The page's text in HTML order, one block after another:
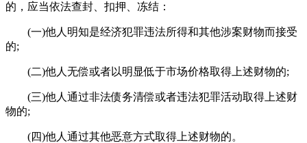
的，应当依法查封、扣押、冻结：
(一)他人明知是经济犯罪违法所得和其他涉案财物而接受
的;
(二)他人无偿或者以明显低于市场价格取得上述财物的;
(三)他人通过非法债务清偿或者违法犯罪活动取得上述财
物的;
(四)他人通过其他恶意方式取得上述财物的。